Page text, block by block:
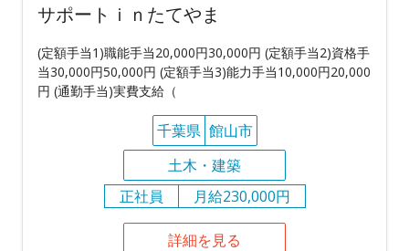
サポートｉｎたてやま
(定額手当1)職能手当20,000円30,000円 (定額手当2)資格手
当30,000円50,000円 (定額手当3)能力手当10,000円20,000
円 (通勤手当)実費支給（
千葉県 館山市
土木・建築
正社員
月給230,000円
詳細を見る